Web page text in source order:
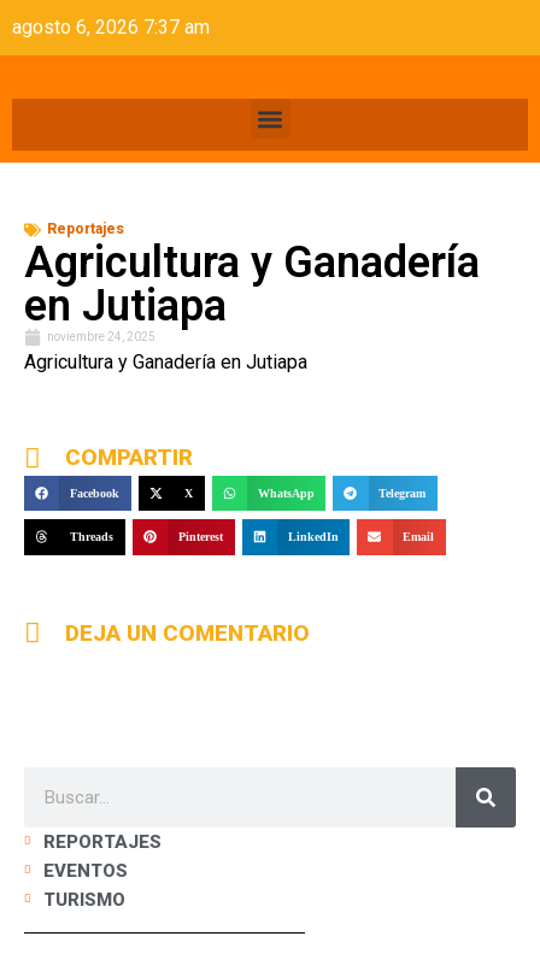
agosto 6, 2026 7:37 am
Reportajes
Agricultura y Ganadería
en Jutiapa
noviembre 24, 2025
Agricultura y Ganadería en Jutiapa
COMPARTIR
Facebook X WhatsApp Telegram
Threads Pinterest LinkedIn Email
DEJA UN COMENTARIO
REPORTAJES
EVENTOS
TURISMO